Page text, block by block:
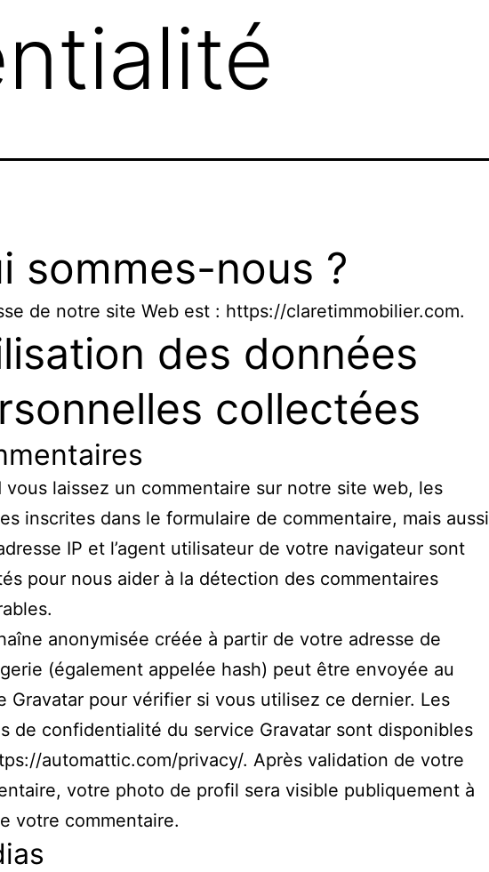
sommes-nous ?
de notre site Web est : https://claretimmobilier.com.
des données
collectées
vous laissez un commentaire sur notre site web, les
inscrites dans le formulaire de commentaire, mais aussi
IP et l’agent utilisateur de votre navigateur sont
pour nous aider à la détection des commentaires
anonymisée créée à partir de votre adresse de
(également appelée hash) peut être envoyée au
Gravatar pour vérifier si vous utilisez ce dernier. Les
de confidentialité du service Gravatar sont disponibles
automattic.com/privacy/. Après validation de votre
votre photo de profil sera visible publiquement à
votre commentaire.